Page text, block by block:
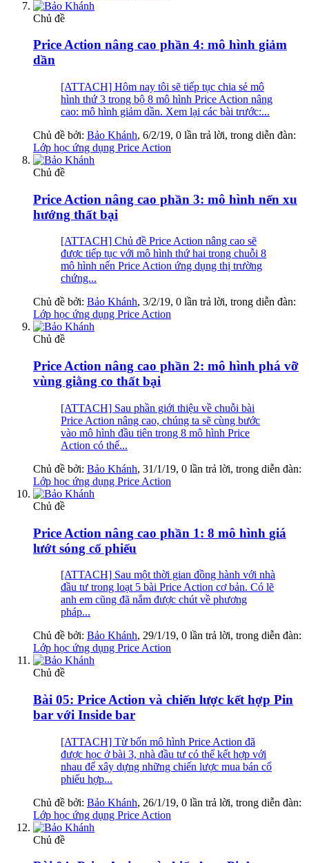
Chủ đề
Price Action nâng cao phần 4: mô hình giảm
dần
[ATTACH] Hôm nay tôi sẽ tiếp tục chia sẻ mô
hình thứ 3 trong bộ 8 mô hình Price Action nâng
cao: mô hình giảm dần. Xem lại các bài trước:...
Chủ đề bởi: Bảo Khánh, 6/2/19, 0 lần trả lời, trong diễn đàn:
Lớp học ứng dụng Price Action
Chủ đề
Price Action nâng cao phần 3: mô hình nến xu
hướng thất bại
[ATTACH] Chủ đề Price Action nâng cao sẽ
được tiếp tục với mô hình thứ hai trong chuỗi 8
mô hình nến Price Action ứng dụng thị trường
chứng...
Chủ đề bởi: Bảo Khánh, 3/2/19, 0 lần trả lời, trong diễn đàn:
Lớp học ứng dụng Price Action
Chủ đề
Price Action nâng cao phần 2: mô hình phá vỡ
vùng giằng co thất bại
[ATTACH] Sau phần giới thiệu về chuỗi bài
Price Action nâng cao, chúng ta sẽ cùng bước
vào mô hình đầu tiên trong 8 mô hình Price
Action có thể...
Chủ đề bởi: Bảo Khánh, 31/1/19, 0 lần trả lời, trong diễn đàn:
Lớp học ứng dụng Price Action
Chủ đề
Price Action nâng cao phần 1: 8 mô hình giá
lướt sóng cổ phiếu
[ATTACH] Sau một thời gian đồng hành với nhà
đầu tư trong loạt 5 bài Price Action cơ bản. Có lẽ
anh em cũng đã nắm được chút về phương
pháp...
Chủ đề bởi: Bảo Khánh, 29/1/19, 0 lần trả lời, trong diễn đàn:
Lớp học ứng dụng Price Action
Chủ đề
Bài 05: Price Action và chiến lược kết hợp Pin
bar với Inside bar
[ATTACH] Từ bốn mô hình Price Action đã
được học ở bài 3, nhà đầu tư có thể kết hợp với
nhau để xây dựng những chiến lược mua bán cổ
phiếu hợp...
Chủ đề bởi: Bảo Khánh, 26/1/19, 0 lần trả lời, trong diễn đàn:
Lớp học ứng dụng Price Action
Chủ đề